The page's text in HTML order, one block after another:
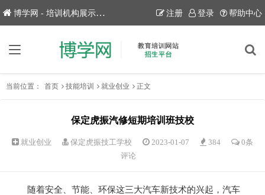
博学网 - 培训机构展示平台！ 注册 登录 帮助中心
当前位置： 首页 技能培训 就业创业 正文
保定虎振汽修短期培训班技校
就业创业 保定虎振技工学校 2023-01-07 384
0条
评论
随着安全、节能、环保这三大汽车新技术的兴起，汽车